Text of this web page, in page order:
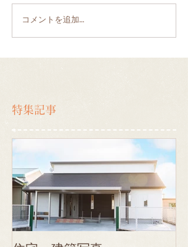
コメントを追加…
特集記事